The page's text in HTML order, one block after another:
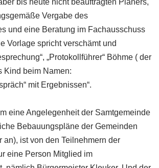
Vergabe des
und eine Beratung im Fachausschuss
Vorlage spricht verschämt und
„Protokollführer“ Böhme ( der
Kind beim Namen:
mit Ergebnissen“.
eine Angelegenheit der Samtgemeinde
Bebauungspläne der Gemeinden
an), ist von den Teilnehmern der
eine Person Mitglied im